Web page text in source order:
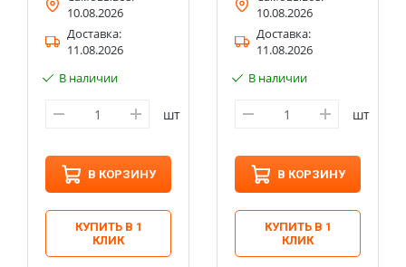
10.08.2026
Доставка:
11.08.2026
В наличии
шт
В КОРЗИНУ
КУПИТЬ В 1
КЛИК
10.08.2026
Доставка:
11.08.2026
В наличии
шт
В КОРЗИНУ
КУПИТЬ В 1
КЛИК